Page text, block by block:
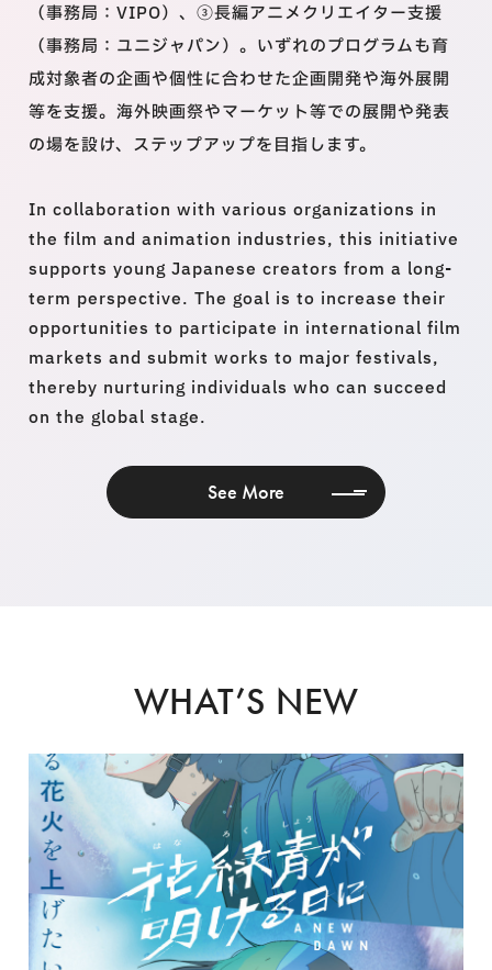
（事務局：VIPO）、③長編アニメクリエイター支援
（事務局：ユニジャパン）。いずれのプログラムも育
成対象者の企画や個性に合わせた企画開発や海外展開
等を支援。海外映画祭やマーケット等での展開や発表
の場を設け、ステップアップを目指します。
In collaboration with various organizations in
the film and animation industries, this initiative
supports young Japanese creators from a long-
term perspective. The goal is to increase their
opportunities to participate in international film
markets and submit works to major festivals,
thereby nurturing individuals who can succeed
on the global stage.
See More
WHAT’S NEW